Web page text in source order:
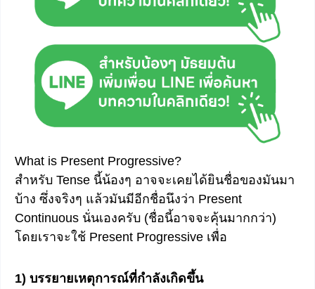
What is Present Progressive?
สำหรับ Tense นี้น้องๆ อาจจะเคยได้ยินชื่อของมันมา
บ้าง ซึ่งจริงๆ แล้วมันมีอีกชื่อนึงว่า Present
Continuous นั่นเองครับ (ชื่อนี้อาจจะคุ้นมากกว่า)
โดยเราจะใช้ Present Progressive เพื่อ
1) บรรยายเหตุการณ์ที่กำลังเกิดขึ้น